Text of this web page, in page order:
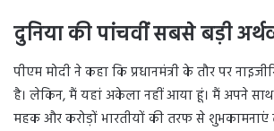
दुनिया की पांचवीं सबसे बड़ी
पीएम मोदी ने कहा कि प्रधानमंत्री के तौर पर
है। लेकिन, मैं यहां अकेला नहीं आया हूं। मैं अपने साथ
महक और करोड़ों भारतीयों की तरफ से